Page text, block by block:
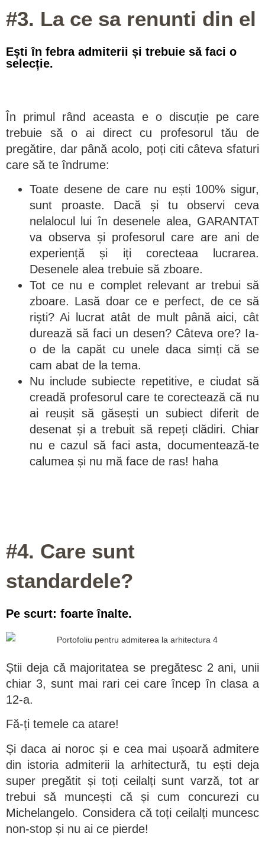
#3. La ce sa renunti din el
Ești în febra admiterii și trebuie să faci o
selecție.
În primul rând aceasta e o discuție pe care
trebuie să o ai direct cu profesorul tău de
pregătire, dar până acolo, poți citi câteva sfaturi
care să te îndrume:
Toate desene de care nu ești 100% sigur,
sunt proaste. Dacă și tu observi ceva
nelalocul lui în desenele alea, GARANTAT
va observa și profesorul care are ani de
experiență și iți corecteaa lucrarea.
Desenele alea trebuie să zboare.
Tot ce nu e complet relevant ar trebui să
zboare. Lasă doar ce e perfect, de ce să
riști? Ai lucrat atât de mult până aici, cât
durează să faci un desen? Câteva ore? Ia-
o de la capăt cu unele daca simți că se
cam abat de la tema.
Nu include subiecte repetitive, e ciudat să
creadă profesorul care te corectează că nu
ai reușit să găsești un subiect diferit de
desenat și a trebuit să repeți clădiri. Chiar
nu e cazul să faci asta, documentează-te
calumea și nu mă face de ras! haha
#4. Care sunt
standardele?
Pe scurt: foarte înalte.​
Știi deja că majoritatea se pregătesc 2 ani, unii
chiar 3, sunt mai rari cei care încep în clasa a
12-a.
Fă-ți temele ca atare!
Și daca ai noroc și e cea mai ușoară admitere
din istoria admiterii la arhitectură, tu ești deja
super pregătit și toți ceilalți sunt varză, tot ar
trebui să muncești că și cum concurezi cu
Michelangelo. Considera că toți ceilalți muncesc
non-stop și nu ai ce pierde!